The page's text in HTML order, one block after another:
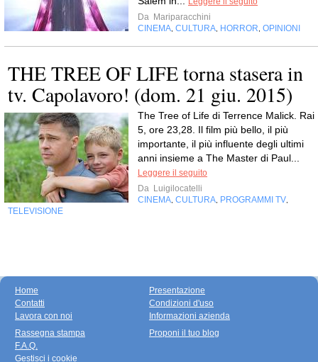
Da Mariparacchini
CINEMA CULTURA HORROR OPINIONI
THE TREE OF LIFE torna stasera in
tv. Capolavoro! (dom. 21 giu. 2015)
The Tree of Life di Terrence Malick. Rai
5, ore 23,28. Il film più bello, il più
importante, il più influente degli ultimi
anni insieme a The Master di Paul...
Leggere il seguito
Da Luigilocatelli
CINEMA CULTURA PROGRAMMI TV
TELEVISIONE
Home
Contatti
Lavora con noi
Presentazione
Condizioni d'uso
Informazioni azienda
Rassegna stampa
F.A.Q.
Gestisci i cookie
Proponi il tuo blog